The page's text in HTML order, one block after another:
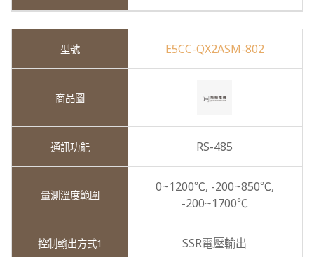
E5CC-QX2ASM-802
RS-485
0~1200℃, -200~850℃,
-200~1700℃
SSR電壓輸出